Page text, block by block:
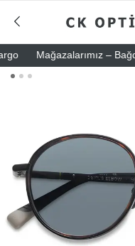
Mağazalarımız –